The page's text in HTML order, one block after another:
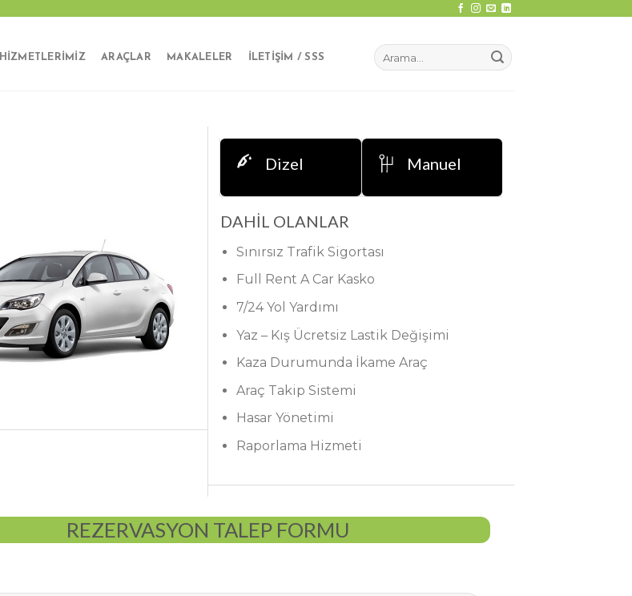
HIZMETLERIMIZ ARAÇLAR MAKALELER İLETIŞIM / SSS
Dizel Manuel
DAHİL OLANLAR
Sınırsız Trafik Sigortası
Full Rent A Car Kasko
7/24 Yol Yardımı
Yaz – Kış Ücretsiz Lastik Değişimi
Kaza Durumunda İkame Araç
Araç Takip Sistemi
Hasar Yönetimi
Raporlama Hizmeti
REZERVASYON TALEP FORMU